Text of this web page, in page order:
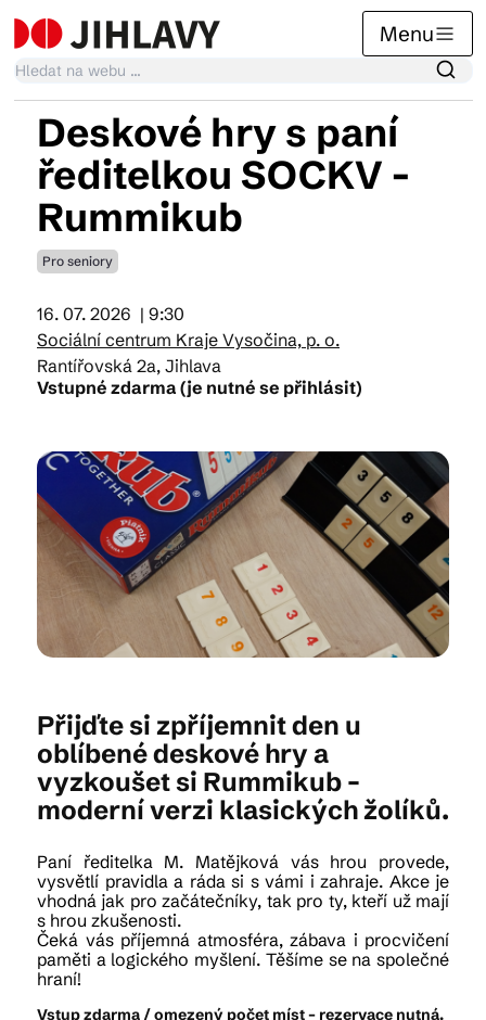
Menu
Kalendář akcí
Tradiční akce
Články
Suvenýry
Praktické info
Kam vyrazit
EN DE
© 2026 Brána Jihlavy
Deskové hry s paní
ředitelkou SOCKV -
Rummikub
Pro seniory
16. 07. 2026 | 9:30
Sociální centrum Kraje Vysočina, p. o.
Rantířovská 2a, Jihlava
Vstupné zdarma (je nutné se přihlásit)
Přijďte si zpříjemnit den u
oblíbené deskové hry a
vyzkoušet si Rummikub –
moderní verzi klasických žolíků.
Paní ředitelka M. Matějková vás hrou provede,
vysvětlí pravidla a ráda si s vámi i zahraje. Akce je
vhodná jak pro začátečníky, tak pro ty, kteří už mají
s hrou zkušenosti.
Čeká vás příjemná atmosféra, zábava i procvičení
paměti a logického myšlení. Těšíme se na společné
hraní!
Vstup zdarma / omezený počet míst – rezervace nutná.